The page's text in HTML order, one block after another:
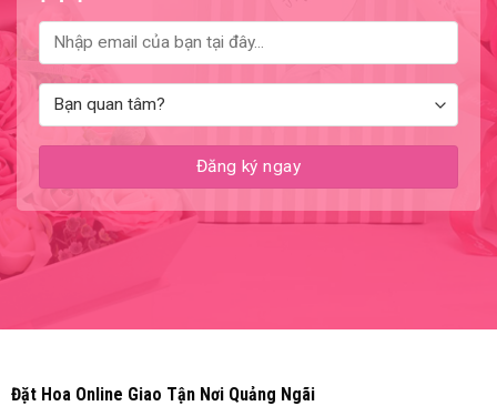
Đặt Hoa Online Giao Tận Nơi Quảng Ngãi